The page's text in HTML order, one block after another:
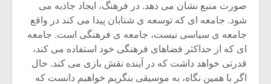
صورت منبع نشان می دهد. در فرهنگ، ایجاد جاذبه می
شود. جامعه ای که توسعه ی شتابان پیدا می کند در واقع
جامعه ی سیاسی نیست، جامعه ی فرهنگی است. جامعه
ای که از حداکثر فضاهای فرهنگی خود استفاده می کند،
قدرتی خواهد داشت که در آینده نقش بازی می کند. حال
اگر با همین نگاه، به موسیقی بنگریم خواهیم دانست که